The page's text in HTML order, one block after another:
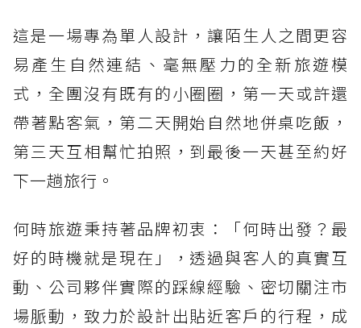
這是一場專為單人設計，讓陌生人之間更容
易產生自然連結、毫無壓力的全新旅遊模
式，全團沒有既有的小圈圈，第一天或許還
帶著點客氣，第二天開始自然地併桌吃飯，
第三天互相幫忙拍照，到最後一天甚至約好
下一趟旅行。
何時旅遊秉持著品牌初衷：「何時出發？最
好的時機就是現在」，透過與客人的真實互
動、公司夥伴實際的踩線經驗、密切關注市
場脈動，致力於設計出貼近客戶的行程，成